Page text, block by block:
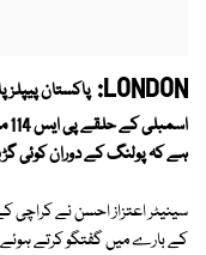
LONDON: پاکستان پیپلز
ہے کہ پولنگ کے دوران کوئی